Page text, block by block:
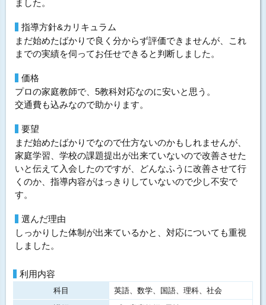
ました。
指導方針&カリキュラム
まだ始めたばかりで良く分からず評価できませんが、これ
までの実績を伺ってお任せできると判断しました。
価格
プロの家庭教師で、5教科対応なのに安いと思う。
交通費も込みなので助かります。
要望
まだ始めたばかりでなので仕方ないのかもしれませんが、
家庭学習、学校の課題提出が出来ていないので改善させた
いと伝えて入会したのですが、どんなふうに改善させて行
くのか、指導内容がはっきりしていないので少し不安で
す。
選んだ理由
しっかりした体制が出来ているかと、対応についても重視
しました。
利用内容
科目
英語、数学、国語、理科、社会